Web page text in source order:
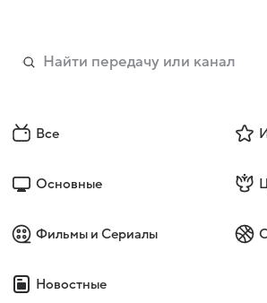
Все
Основные
Фильмы и Сериалы
Новостные